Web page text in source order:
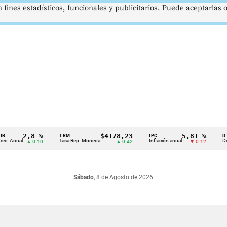
2,8 %
▲ 0.10 Tasa Rep. Moneda
$4178,23
▲ 0.42 Inflación anual
5,81 %
▼ 0.12 Dep.
Sábado, 8 de Agosto de 2026
estadísticos, funcionales y publicitarios. Puede aceptarlas